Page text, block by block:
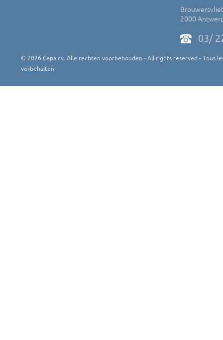
2000
03/
© 2026 Cepa cv. Alle rechten voorbehouden - All rights reserved - Tous
vorbehalten